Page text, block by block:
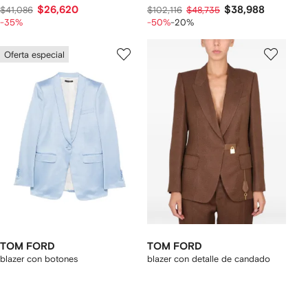
$41,086 $26,620
-35%
$102,116 $48,735 $38,988
-50%-20%
Oferta especial
TOM FORD
blazer con botones
TOM FORD
blazer con detalle de candado